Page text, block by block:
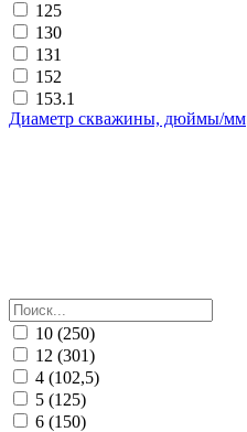
125
130
131
152
153.1
Диаметр скважины, дюймы/мм
10 (250)
12 (301)
4 (102,5)
5 (125)
6 (150)